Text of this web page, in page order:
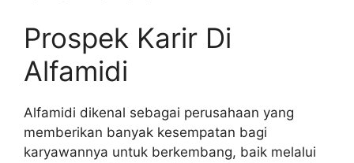
Prospek Karir Di
Alfamidi
Alfamidi dikenal sebagai perusahaan yang
memberikan banyak kesempatan bagi
karyawannya untuk berkembang, baik melalui